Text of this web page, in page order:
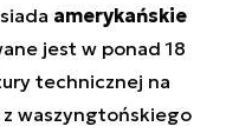
amerykańskie
jest w ponad 18
technicznej na
z waszyngtońskiego